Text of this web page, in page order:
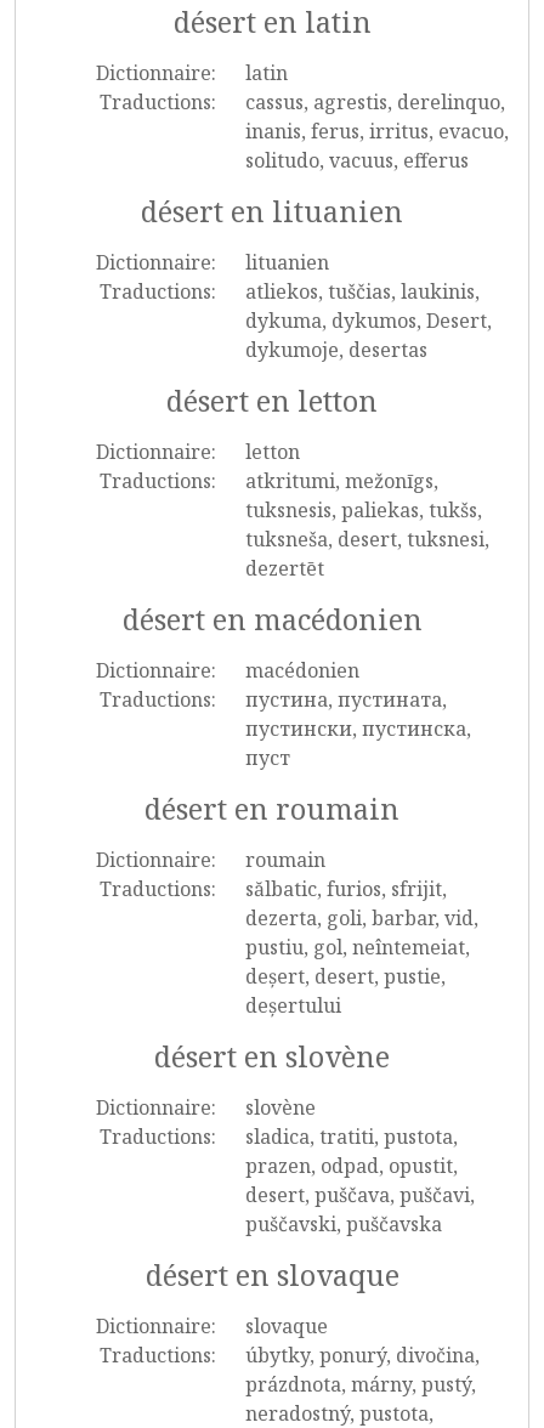
désert en latin
Dictionnaire:
latin
Traductions:
cassus, agrestis, derelinquo,
inanis, ferus, irritus, evacuo,
solitudo, vacuus, efferus
désert en lituanien
Dictionnaire:
lituanien
Traductions:
atliekos, tuščias, laukinis,
dykuma, dykumos, Desert,
dykumoje, desertas
désert en letton
Dictionnaire:
letton
Traductions:
atkritumi, mežonīgs,
tuksnesis, paliekas, tukšs,
tuksneša, desert, tuksnesi,
dezertēt
désert en macédonien
Dictionnaire:
macédonien
Traductions:
пустина, пустината,
пустински, пустинска,
пуст
désert en roumain
Dictionnaire:
roumain
Traductions:
sălbatic, furios, sfrijit,
dezerta, goli, barbar, vid,
pustiu, gol, neîntemeiat,
deșert, desert, pustie,
deșertului
désert en slovène
Dictionnaire:
slovène
Traductions:
sladica, tratiti, pustota,
prazen, odpad, opustit,
desert, puščava, puščavi,
puščavski, puščavska
désert en slovaque
Dictionnaire:
slovaque
Traductions:
úbytky, ponurý, divočina,
prázdnota, márny, pustý,
neradostný, pustota,